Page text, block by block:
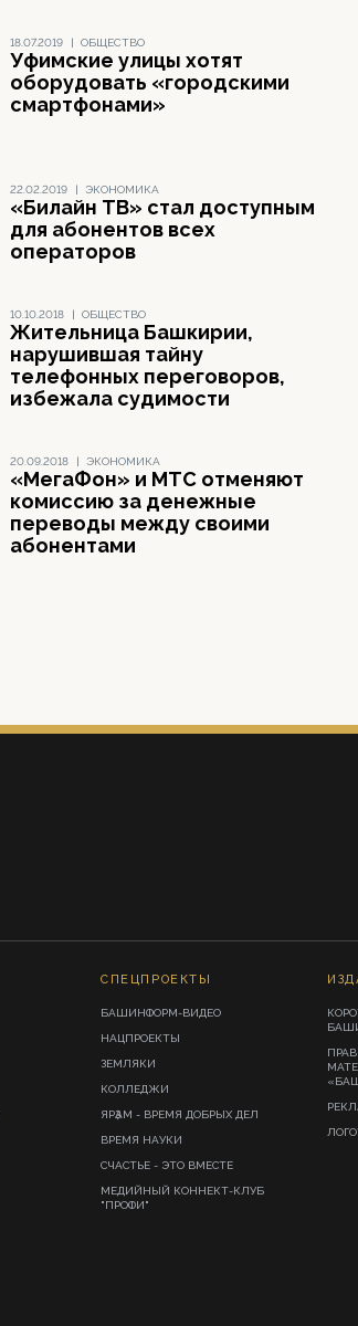
18.07.2019 | ОБЩЕСТВО
Уфимские улицы хотят
оборудовать «городскими
смартфонами»
22.02.2019 | ЭКОНОМИКА
«Билайн ТВ» стал доступным
для абонентов всех
операторов
10.10.2018 | ОБЩЕСТВО
Жительница Башкирии,
нарушившая тайну
телефонных переговоров,
избежала судимости
20.09.2018 | ЭКОНОМИКА
«МегаФон» и МТС отменяют
комиссию за денежные
переводы между своими
абонентами
СПЕЦПРОЕКТЫ
БАШИНФОРМ-ВИДЕО
НАЦПРОЕКТЫ
ЗЕМЛЯКИ
КОЛЛЕДЖИ
ЯРҘАМ - ВРЕМЯ ДОБРЫХ ДЕЛ
ВРЕМЯ НАУКИ
СЧАСТЬЕ - ЭТО ВМЕСТЕ
МЕДИЙНЫЙ КОННЕКТ-КЛУБ
"ПРОФИ"